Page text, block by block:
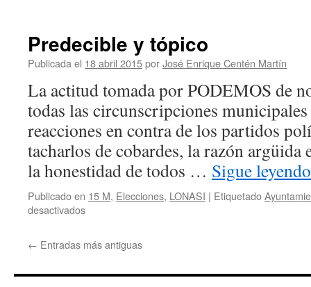
Predecible y tópico
Publicada el 18 abril 2015porJosé Enrique Centén Martín
La actitud tomada por PODEMOS de
todas las circunscripciones
reacciones en contra de los partidos
tacharlos de cobardes, la razón argüida
la honestidad de todos … Sigue
Publicado en 15 M, Elecciones, LONASI | Etiquetado
desactivadosen
tópico
← Entradas más antiguas